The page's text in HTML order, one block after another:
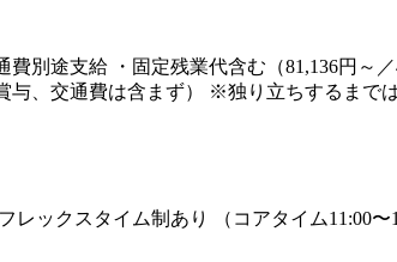
費別途支給 ・固定残業代含む（81,136円
、交通費は含まず） ※独り立ちするまで
ックスタイム制あり （コアタイム11:00〜